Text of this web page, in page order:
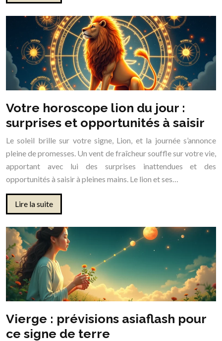
Votre horoscope lion du jour :
surprises et opportunités à saisir
Le soleil brille sur votre signe, Lion, et la journée s’annonce
pleine de promesses. Un vent de fraîcheur souffle sur votre vie,
apportant avec lui des surprises inattendues et des
opportunités à saisir à pleines mains. Le lion et ses…
Lire la suite
Vierge : prévisions asiaflash pour
ce signe de terre